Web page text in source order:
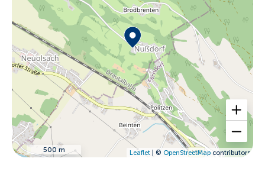
Ausgangspunkt für Besuche zahlreicher
Adventmärkte. Erleben Sie dasAdventhopping
zwischen See und Berg am Millstätter
Lichtweg, Katschberger Adventweg und vielen
weiteren zauberhaften Orten.
500 m Leaflet| © OpenStreetMapcontributors